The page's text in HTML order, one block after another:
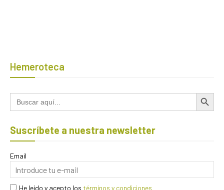
Hemeroteca
Buscar: Botón de
Suscríbete a nuestra newsletter
Email
He leído y acepto los términos y condiciones